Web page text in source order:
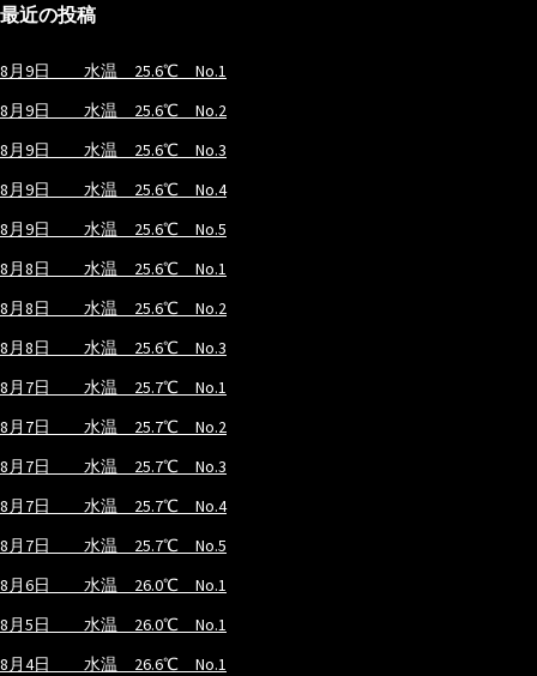
最近の投稿
8月9日 水温 25.6℃ No.1
8月9日 水温 25.6℃ No.2
8月9日 水温 25.6℃ No.3
8月9日 水温 25.6℃ No.4
8月9日 水温 25.6℃ No.5
8月8日 水温 25.6℃ No.1
8月8日 水温 25.6℃ No.2
8月8日 水温 25.6℃ No.3
8月7日 水温 25.7℃ No.1
8月7日 水温 25.7℃ No.2
8月7日 水温 25.7℃ No.3
8月7日 水温 25.7℃ No.4
8月7日 水温 25.7℃ No.5
8月6日 水温 26.0℃ No.1
8月5日 水温 26.0℃ No.1
8月4日 水温 26.6℃ No.1